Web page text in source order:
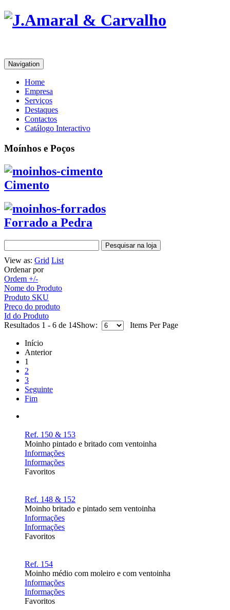
Navigation
Home
Empresa
Serviços
Destaques
Contactos
Catálogo Interactivo
Moínhos e Poços
Cimento
Forrado a Pedra
View as: Grid List
Ordenar por
Ordem +/-
Nome do Produto
Produto SKU
Preço do produto
Id do Produto
Resultados 1 - 6 de 14Show: Items Per Page
Início
Anterior
1
2
3
Seguinte
Fim
Ref. 150 & 153
Moinho pintado e britado com ventoinha
Informações
Informações
Favoritos
Ref. 148 & 152
Moinho britado e pintado sem ventoinha
Informações
Informações
Favoritos
Ref. 154
Moinho médio com moleiro e com ventoinha
Informações
Informações
Favoritos